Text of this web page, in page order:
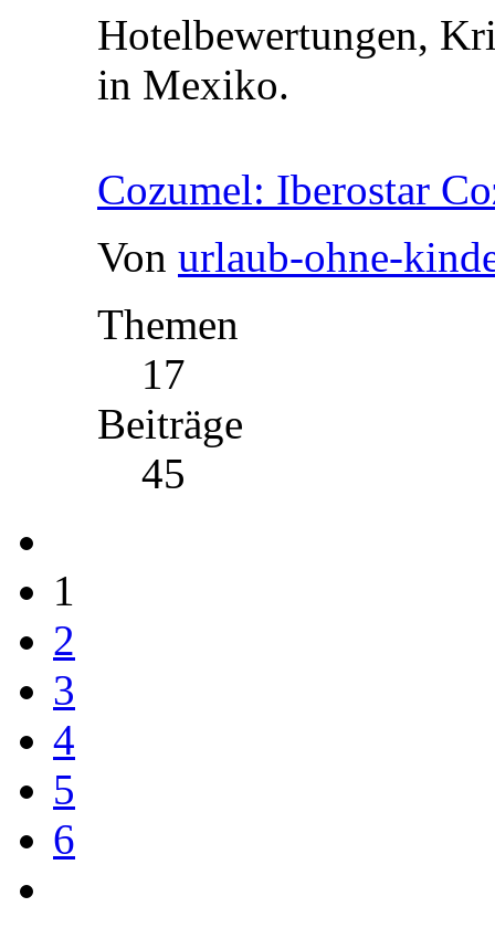
Hotelbewertungen,
in Mexiko.
Cozumel: Iberostar
Von urlaub-ohne-
Themen
17
Beiträge
45
1
2
3
4
5
6